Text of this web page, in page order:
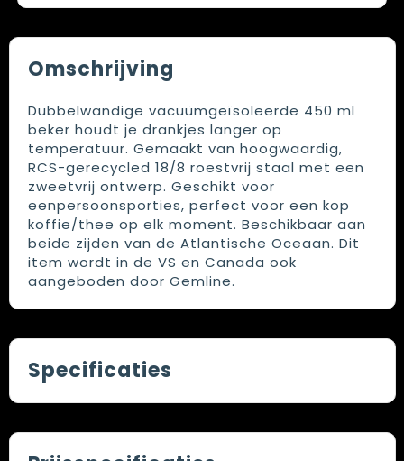
Omschrijving
Dubbelwandige vacuümgeïsoleerde 450 ml
beker houdt je drankjes langer op
temperatuur. Gemaakt van hoogwaardig,
RCS-gerecycled 18/8 roestvrij staal met een
zweetvrij ontwerp. Geschikt voor
eenpersoonsporties, perfect voor een kop
koffie/thee op elk moment. Beschikbaar aan
beide zijden van de Atlantische Oceaan. Dit
item wordt in de VS en Canada ook
aangeboden door Gemline.
Specificaties